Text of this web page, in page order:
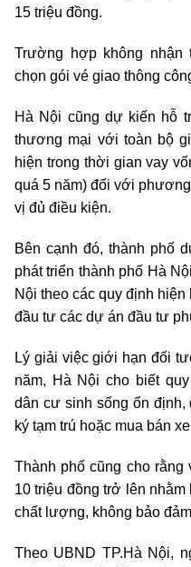
15 triệu đồng.
Trường hợp không
chọn gói vé giao thông
Hà Nội cũng dự kiến hỗ
thương mại với toàn bộ
hiện trong thời gian vay
quá 5 năm) đối với
vị đủ điều kiện.
Bên cạnh đó, thành phố
phát triển thành phố Hà
Nội theo các quy định
đầu tư các dự án đầu tư
Lý giải việc giới hạn đối
năm, Hà Nội cho biết
dân cư sinh sống ổn định,
ký tạm trú hoặc mua bán
Thành phố cũng cho
10 triệu đồng trở lên
chất lượng, không bảo
Theo UBND TP.Hà Nội,